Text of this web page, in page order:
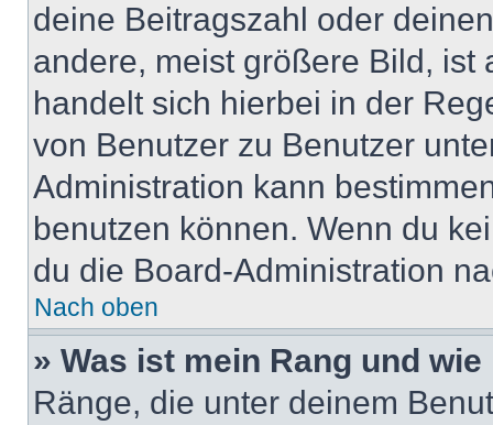
deine Beitragszahl oder
andere, meist größere Bild, ist
handelt sich hierbei in der
von Benutzer zu Benutzer
Administration kann
benutzen können. Wenn du
du die Board-Administration
Nach oben
» Was ist mein Rang und
Ränge, die unter deinem